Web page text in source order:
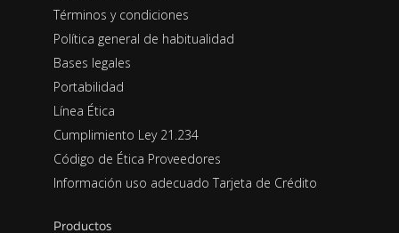
Términos y condiciones
Política general de habitualidad
Bases legales
Portabilidad
Línea Ética
Cumplimiento Ley 21.234
Código de Ética Proveedores
Información uso adecuado Tarjeta de Crédito
Productos